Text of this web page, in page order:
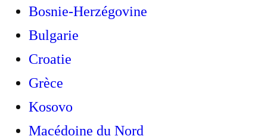
Bosnie-Herzégovine
Bulgarie
Croatie
Grèce
Kosovo
Macédoine du Nord